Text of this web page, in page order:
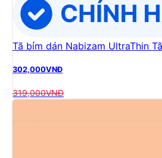
Tã bỉm dán Nabizam UltraThin
302,000VNĐ
319,000VNĐ